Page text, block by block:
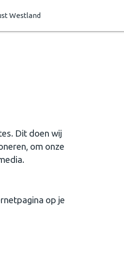
Westland
Dit doen wij
om onze
op je